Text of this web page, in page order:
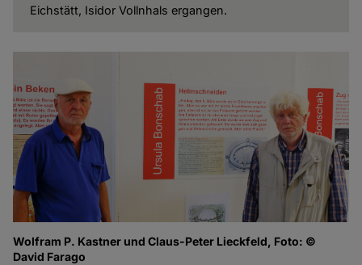
Eichstätt, Isidor Vollnhals ergangen.
Wolfram P. Kastner und Claus-Peter Lieckfeld, Foto: ©
David Farago